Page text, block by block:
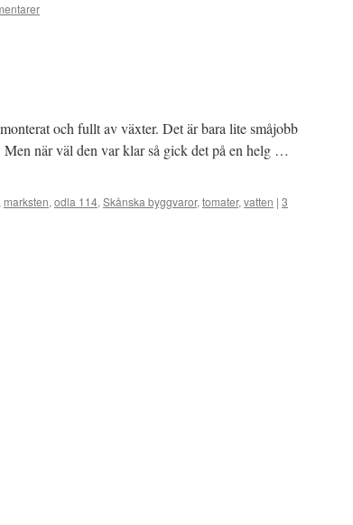
och fullt av växter. Det är bara lite småjobb
när väl den var klar så gick det på en helg …
marksten, odla 114, Skånska byggvaror, tomater, vatten | 3